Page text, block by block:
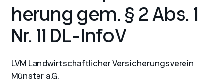
herung gem. § 2 Abs. 1
Nr. 11 DL-InfoV
LVM Landwirtschaftlicher Versicherungsverein
Münster a.G.